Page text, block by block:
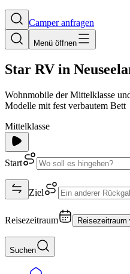
Camper anfragen
Menü öffnen
Star RV in
Wohnmobile der Mittelklasse
Modelle mit fest verbautem Bett
Mittelklasse
Start
Ziel
Reisezeitraum Reisezeitraum
Suchen